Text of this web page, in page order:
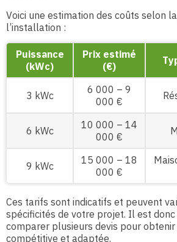
Voici une estimation des coûts selon
l’installation :
Puissance
(kWc)
Prix estimé
(€)
3 kWc
6 000 – 9
000 €
6 kWc
10 000 – 14
000 €
9 kWc
15 000 – 18
000 €
Ces tarifs sont indicatifs et peuvent
spécificités de votre projet. Il est
comparer plusieurs devis pour
compétitive et adaptée.